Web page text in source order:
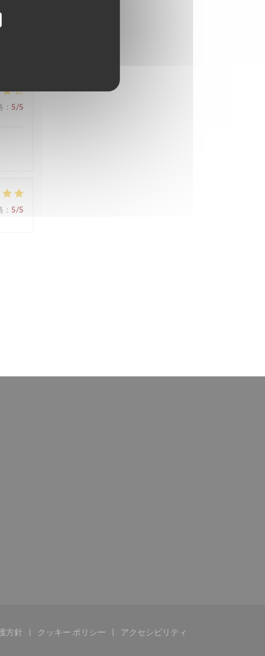
: 5/5
: 5/5
))開きます))
方針
新しいウィンドウで開きます))
クッキー ポリシー
((新しいウィンドウで開きます))
アクセシビリティ
((新しいウィンドウで開きま